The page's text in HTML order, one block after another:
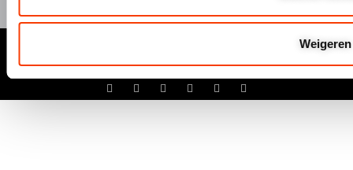
Weigeren
Privacyverklaring